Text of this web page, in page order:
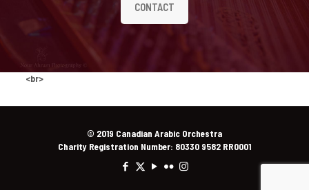
CONTACT
<br>
© 2019 Canadian Arabic Orchestra
Charity Registration Number: 80330 9582 RR0001